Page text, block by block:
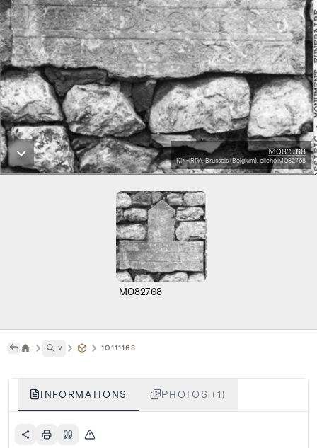
M082768
KIK-IRPA, Brussels (Belgium), cliché M082768
M082768
˅ 10111168
INFORMATIONS PHOTOS (1)